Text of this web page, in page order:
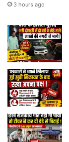
3 hours ago